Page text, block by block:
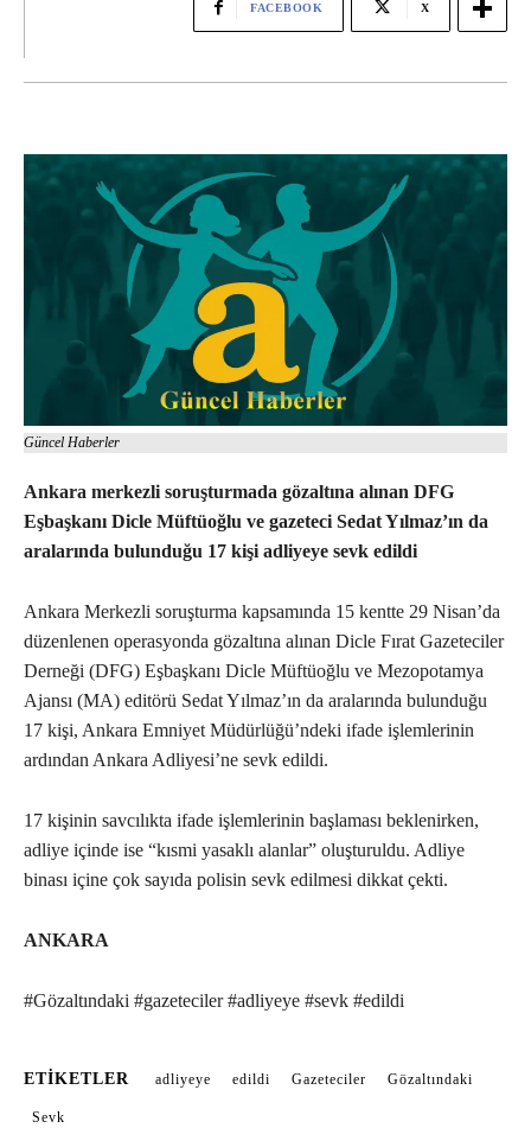
FACEBOOK X
Güncel Haberler
Ankara merkezli soruşturmada gözaltına alınan DFG
Eşbaşkanı Dicle Müftüoğlu ve gazeteci Sedat Yılmaz’ın da
aralarında bulunduğu 17 kişi adliyeye sevk edildi
Ankara Merkezli soruşturma kapsamında 15 kentte 29 Nisan’da
düzenlenen operasyonda gözaltına alınan Dicle Fırat Gazeteciler
Derneği (DFG) Eşbaşkanı Dicle Müftüoğlu ve Mezopotamya
Ajansı (MA) editörü Sedat Yılmaz’ın da aralarında bulunduğu
17 kişi, Ankara Emniyet Müdürlüğü’ndeki ifade işlemlerinin
ardından Ankara Adliyesi’ne sevk edildi.
17 kişinin savcılıkta ifade işlemlerinin başlaması beklenirken,
adliye içinde ise “kısmi yasaklı alanlar” oluşturuldu. Adliye
binası içine çok sayıda polisin sevk edilmesi dikkat çekti.
ANKARA
#Gözaltındaki #gazeteciler #adliyeye #sevk #edildi
ETIKETLER adliyeye edildi Gazeteciler Gözaltındaki
Sevk